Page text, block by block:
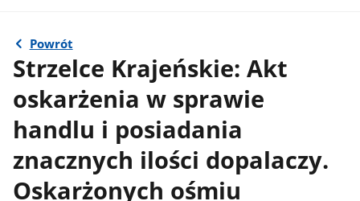
Powrót
Strzelce Krajeńskie: Akt
oskarżenia w sprawie
handlu i posiadania
znacznych ilości dopalaczy.
Oskarżonych ośmiu